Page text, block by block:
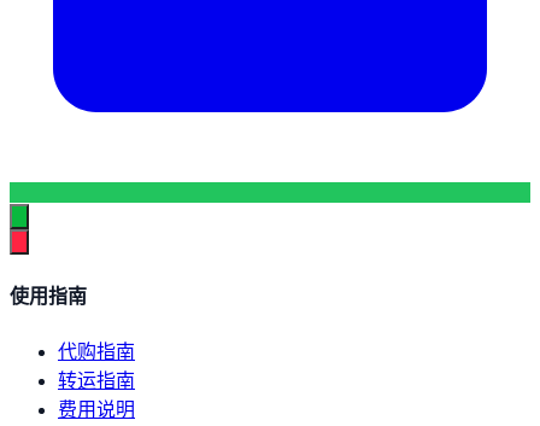
使用指南
代购指南
转运指南
费用说明